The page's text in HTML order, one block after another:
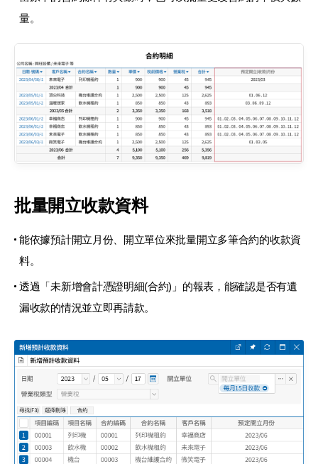
量。
批量開立收款資料
能依據預計開立月份、開立單位來批量開立多筆合約的收款資
料。
透過「未新增會計憑證明細(合約)」的報表， 能確認是否有遺
漏收款的情況並立即再請款。